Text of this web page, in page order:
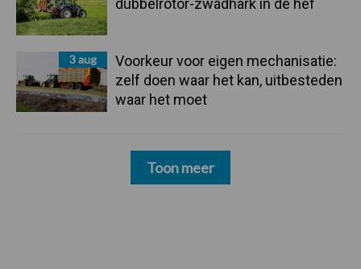
3 aug
Voorkeur voor eigen mechanisatie:
zelf doen waar het kan, uitbesteden
waar het moet
Toon meer